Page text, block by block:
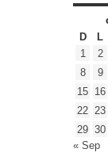
D
L
1
2
8
9
15 16
22 23
29 30
« Sep